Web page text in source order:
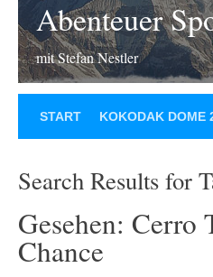
Abenteuer
mit Stefan Nestler
START KOKODAK DOME
Search Results for
Gesehen: Cerro
Chance